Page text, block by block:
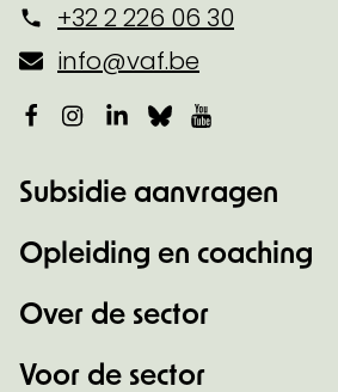
+32 2 226 06 30
info@vaf.be
Facebook
Instagram
LinkedIn
Bluesky
Subsidie aanvragen
Opleiding en coaching
Over de sector
Voor de sector